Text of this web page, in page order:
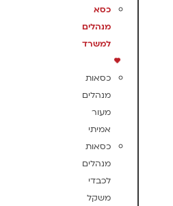
כסא
מנהלים
למשרד
כסאות
מנהלים
מעור
אמיתי
כסאות
מנהלים
לכבדי
משקל